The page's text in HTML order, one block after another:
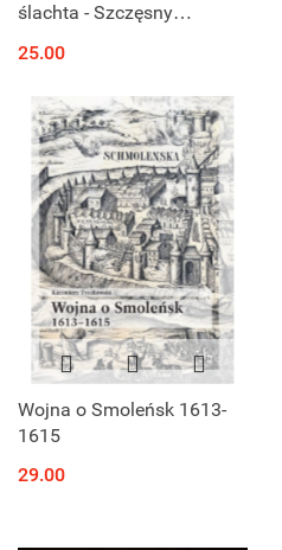
ślachta - Szczęsny
25.00
Wojna o Smoleńsk 1613-
1615
29.00